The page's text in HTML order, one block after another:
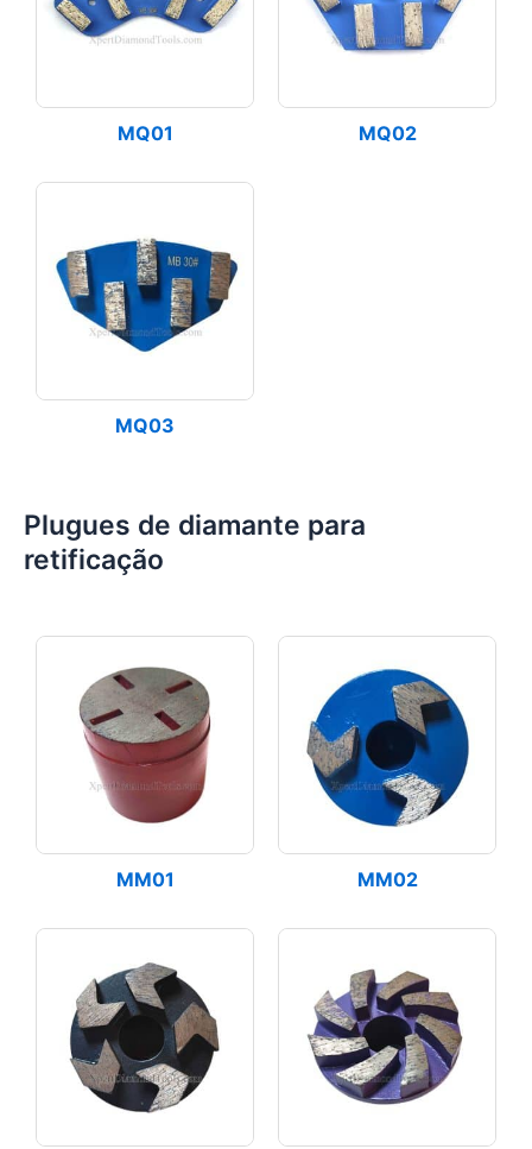
MQ01 MQ02
MQ03
Plugues de diamante para
retificação
MM01 MM02